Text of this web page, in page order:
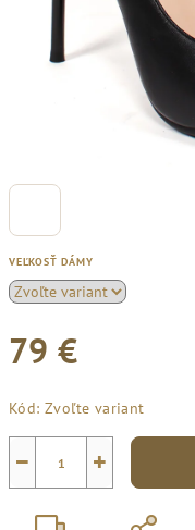
VEĽKOSŤ DÁMY
79 €
cena:
Kód: Zvoľte variant
+
−